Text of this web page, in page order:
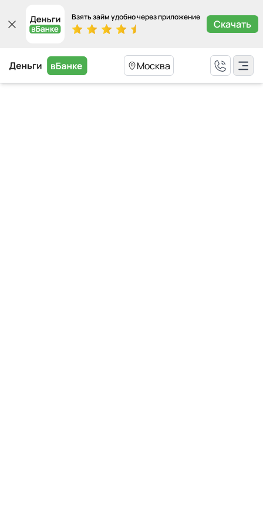
Взять займ удобно через приложение
Скачать
Москва